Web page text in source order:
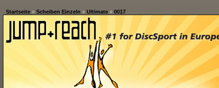
Startseite» Scheiben Einzeln » Ultimate» 0017